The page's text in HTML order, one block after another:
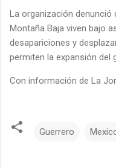
La organización denunció
Montaña Baja viven bajo
desapariciones y
permiten la expansión del
Con información de La
Guerrero